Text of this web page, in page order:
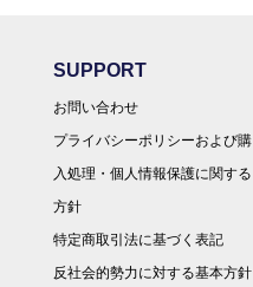
SUPPORT
お問い合わせ
プライバシーポリシーおよび購
入処理・個人情報保護に関する
方針
特定商取引法に基づく表記
反社会的勢力に対する基本方針